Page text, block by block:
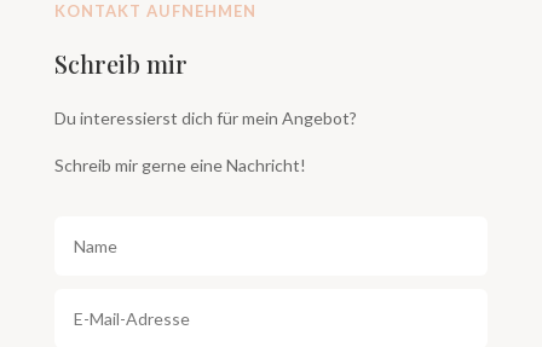
KONTAKT AUFNEHMEN
Schreib mir
Du interessierst dich für mein Angebot?
Schreib mir gerne eine Nachricht!